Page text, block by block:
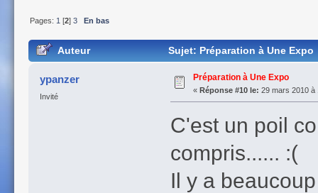
Pages: 1 [2]3 En bas
Auteur Sujet: Préparation à Une
ypanzer
Invité
Préparation à Une Expo
« Réponse #10 le: 29 mars 2010 à
C'est un poil
compris...... :(
Il y a